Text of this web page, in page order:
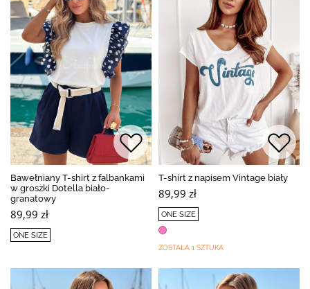
Bawełniany T-shirt z falbankami
w groszki Dotella biało-
granatowy
89,99 zł
ONE SIZE
T-shirt z napisem Vintage biały
89,99 zł
ONE SIZE
ZOSTAŁA 1 SZTUKA